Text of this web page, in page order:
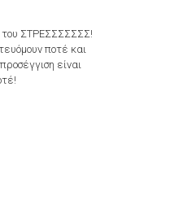
του ΣΤΡΕΣΣΣΣΣΣΣ!
ποτέ και
είναι